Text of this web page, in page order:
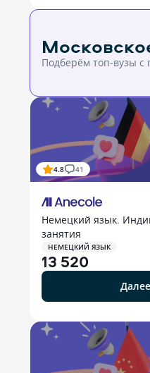
Подберём топ-вузы c
4.8 41
Немецкий язык.
занятия
НЕМЕЦКИЙ ЯЗЫК
13 520
Далее